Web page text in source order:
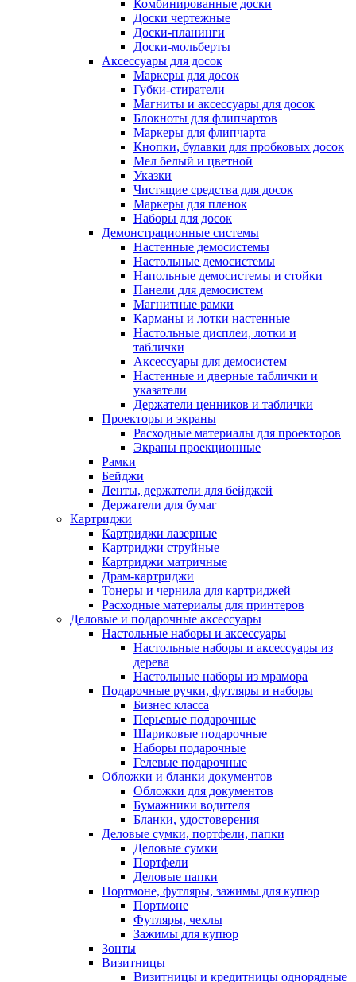
Комбинированные доски
Доски чертежные
Доски-планинги
Доски-мольберты
Аксессуары для досок
Маркеры для досок
Губки-стиратели
Магниты и аксессуары для досок
Блокноты для флипчартов
Маркеры для флипчарта
Кнопки, булавки для пробковых досок
Мел белый и цветной
Указки
Чистящие средства для досок
Маркеры для пленок
Наборы для досок
Демонстрационные системы
Настенные демосистемы
Настольные демосистемы
Напольные демосистемы и стойки
Панели для демосистем
Магнитные рамки
Карманы и лотки настенные
Настольные дисплеи, лотки и
таблички
Аксессуары для демосистем
Настенные и дверные таблички и
указатели
Держатели ценников и таблички
Проекторы и экраны
Расходные материалы для проекторов
Экраны проекционные
Рамки
Бейджи
Ленты, держатели для бейджей
Держатели для бумаг
Картриджи
Картриджи лазерные
Картриджи струйные
Картриджи матричные
Драм-картриджи
Тонеры и чернила для картриджей
Расходные материалы для принтеров
Деловые и подарочные аксессуары
Настольные наборы и аксессуары
Настольные наборы и аксессуары из
дерева
Настольные наборы из мрамора
Подарочные ручки, футляры и наборы
Бизнес класса
Перьевые подарочные
Шариковые подарочные
Наборы подарочные
Гелевые подарочные
Обложки и бланки документов
Обложки для документов
Бумажники водителя
Бланки, удостоверения
Деловые сумки, портфели, папки
Деловые сумки
Портфели
Деловые папки
Портмоне, футляры, зажимы для купюр
Портмоне
Футляры, чехлы
Зажимы для купюр
Зонты
Визитницы
Визитницы и кредитницы однорядные